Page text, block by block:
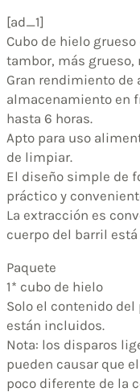
[ad_1]
Cubo de hielo
tambor, más grueso,
Gran rendimiento
almacenamiento en
hasta 6 horas.
Apto para uso
de limpiar.
El diseño simple de
práctico y
La extracción es
cuerpo del barril
Paquete
1* cubo de hielo
Solo el contenido
están incluidos.
Nota: los disparos
pueden causar que
poco diferente de la